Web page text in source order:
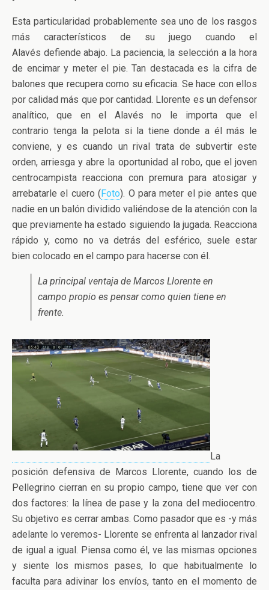
Esta particularidad probablemente sea uno de los rasgos
más característicos de su juego cuando el
Alavés defiende abajo. La paciencia, la selección a la hora
de encimar y meter el pie. Tan destacada es la cifra de
balones que recupera como su eficacia. Se hace con ellos
por calidad más que por cantidad. Llorente es un defensor
analítico, que en el Alavés no le importa que el
contrario tenga la pelota si la tiene donde a él más le
conviene, y es cuando un rival trata de subvertir este
orden, arriesga y abre la oportunidad al robo, que el joven
centrocampista reacciona con premura para atosigar y
arrebatarle el cuero (Foto). O para meter el pie antes que
nadie en un balón dividido valiéndose de la atención con la
que previamente ha estado siguiendo la jugada. Reacciona
rápido y, como no va detrás del esférico, suele estar
bien colocado en el campo para hacerse con él.
La principal ventaja de Marcos Llorente en
campo propio es pensar como quien tiene en
frente.
La
posición defensiva de Marcos Llorente, cuando los de
Pellegrino cierran en su propio campo, tiene que ver con
dos factores: la línea de pase y la zona del mediocentro.
Su objetivo es cerrar ambas. Como pasador que es -y más
adelante lo veremos- Llorente se enfrenta al lanzador rival
de igual a igual. Piensa como él, ve las mismas opciones
y siente los mismos pases, lo que habitualmente lo
faculta para adivinar los envíos, tanto en el momento de